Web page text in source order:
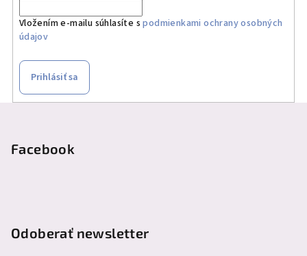
Vložením e-mailu súhlasíte spodmienkami ochrany osobných
údajov
Prihlásiť sa
Facebook
Odoberať newsletter